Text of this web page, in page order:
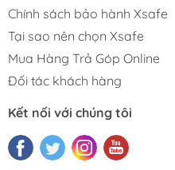
Chính sách bảo hành Xsafe
Tại sao nên chọn Xsafe
Mua Hàng Trả Góp Online
Đối tác khách hàng
Kết nối với chúng tôi